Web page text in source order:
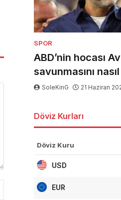
SPOR
ABD’nin hocası
savunmasını
SoleKinG 21 Haziran
Döviz Kurları
Döviz Kuru
USD
EUR